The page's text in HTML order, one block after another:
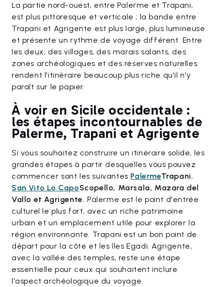
La partie nord-ouest, entre Palerme et Trapani,
est plus pittoresque et verticale ; la bande entre
Trapani et Agrigente est plus large, plus lumineuse
et présente un rythme de voyage différent. Entre
les deux, des villages, des marais salants, des
zones archéologiques et des réserves naturelles
rendent l'itinéraire beaucoup plus riche qu'il n'y
paraît sur le papier.
À voir en Sicile occidentale :
les étapes incontournables de
Palerme, Trapani et Agrigente
Si vous souhaitez construire un itinéraire solide, les
grandes étapes à partir desquelles vous pouvez
commencer sont les suivantes PalermeTrapani,
San Vito Lo CapoScopello, Marsala, Mazara del
Vallo et Agrigente. Palerme est le point d'entrée
culturel le plus fort, avec un riche patrimoine
urbain et un emplacement utile pour explorer la
région environnante. Trapani est un bon point de
départ pour la côte et les îles Egadi. Agrigente,
avec la vallée des temples, reste une étape
essentielle pour ceux qui souhaitent inclure
l'aspect archéologique du voyage.